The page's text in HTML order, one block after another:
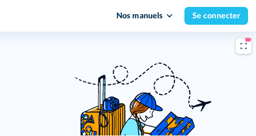
Nos manuels Se connecter